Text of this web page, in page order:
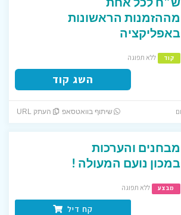
מההזמנות הראשונות
באפליקציה
קוד ללא תפוגה
השג קוד
שיתוף בוואטסאפ העתק URL
מבחנים והערכות
במכון נועם המעולה !
מבצע ללא תפוגה
קח דיל